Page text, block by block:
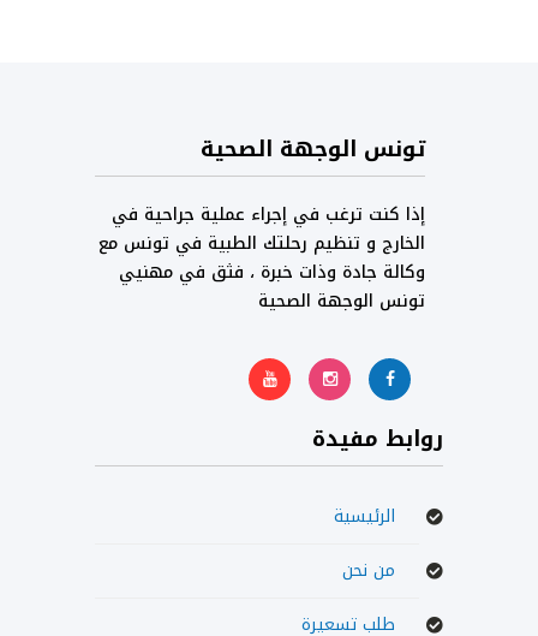
تونس الوجهة الصحية
إذا كنت ترغب في إجراء عملية جراحية في
الخارج و تنظيم رحلتك الطبية في تونس مع
وكالة جادة وذات خبرة ، فثق في مهنيي
تونس الوجهة الصحية
روابط مفيدة
الرئيسية
من نحن
طلب تسعيرة